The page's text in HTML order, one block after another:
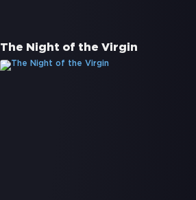
The Night of the Virgin